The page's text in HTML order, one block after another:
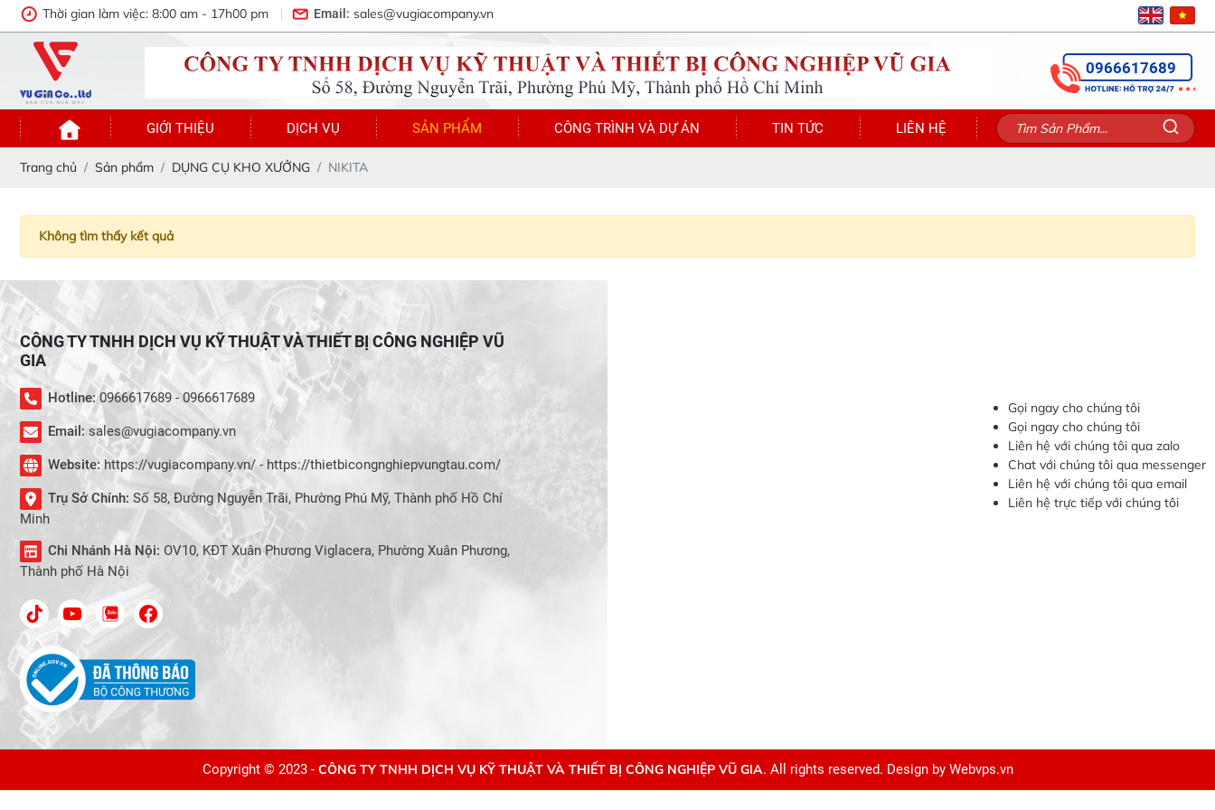
Thời gian làm việc: 8:00 am - 17h00 pm Email: sales@vugiacompany.vn
0966617689
GIỚI THIỆU DỊCH VỤ SẢN PHẨM CÔNG TRÌNH VÀ DỰ ÁN TIN TỨC LIÊN HỆ
Trang chủ Sản phẩm DỤNG CỤ KHO XƯỞNG NIKITA
Không tìm thấy kết quả
CÔNG TY TNHH DỊCH VỤ KỸ THUẬT VÀ THIẾT BỊ CÔNG NGHIỆP VŨ
GIA
Hotline:0966617689 - 0966617689
Email: sales@vugiacompany.vn
Website: https://vugiacompany.vn/ - https://thietbicongnghiepvungtau.com/
Trụ Sở Chính: Số 58, Đường Nguyễn Trãi, Phường Phú Mỹ, Thành phố Hồ Chí
Minh
Chi Nhánh Hà Nội: OV10, KĐT Xuân Phương Viglacera, Phường Xuân Phương,
Thành phố Hà Nội
Copyright © 2023 - CÔNG TY TNHH DỊCH VỤ KỸ THUẬT VÀ THIẾT BỊ CÔNG NGHIỆP VŨ GIA. All rights reserved. Design by Webvps.vn
Gọi ngay cho chúng tôi
Gọi ngay cho chúng tôi
Liên hệ với chúng tôi qua zalo
Chat với chúng tôi qua messenger
Liên hệ với chúng tôi qua email
Liên hệ trực tiếp với chúng tôi